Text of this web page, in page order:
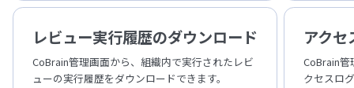
レビュー実行履歴のダウンロード
CoBrain管理画面から、組織内で実行されたレビ
ューの実行履歴をダウンロードできます。
アク
CoBrain
クセスロ